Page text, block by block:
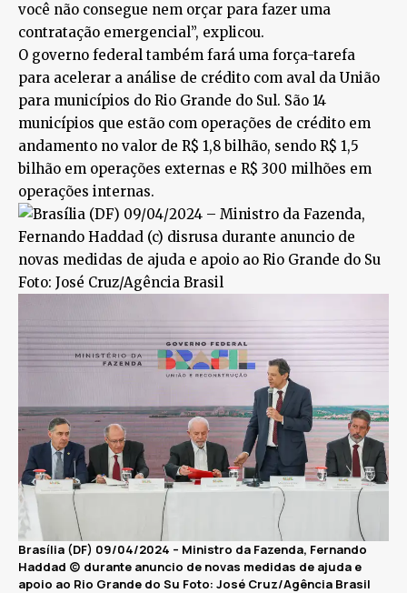
você não consegue nem orçar para fazer uma
contratação emergencial”, explicou.
O governo federal também fará uma força-tarefa
para acelerar a análise de crédito com aval da União
para municípios do Rio Grande do Sul. São 14
municípios que estão com operações de crédito em
andamento no valor de R$ 1,8 bilhão, sendo R$ 1,5
bilhão em operações externas e R$ 300 milhões em
operações internas.
Brasília (DF) 09/04/2024 – Ministro da Fazenda, Fernando
Haddad (c) durante anuncio de novas medidas de ajuda e
apoio ao Rio Grande do Su Foto: José Cruz/Agência Brasil